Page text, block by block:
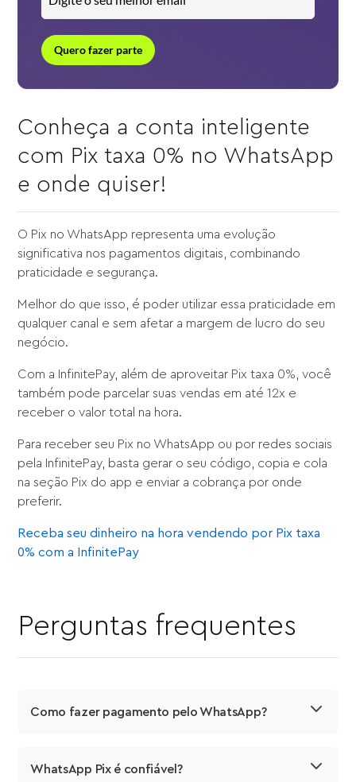
Quero fazer parte
Conheça a conta inteligente
com Pix taxa 0% no WhatsApp
e onde quiser!
O Pix no WhatsApp representa uma evolução
significativa nos pagamentos digitais, combinando
praticidade e segurança.
Melhor do que isso, é poder utilizar essa praticidade em
qualquer canal e sem afetar a margem de lucro do seu
negócio.
Com a InfinitePay, além de aproveitar Pix taxa 0%, você
também pode parcelar suas vendas em até 12x e
receber o valor total na hora.
Para receber seu Pix no WhatsApp ou por redes sociais
pela InfinitePay, basta gerar o seu código, copia e cola
na seção Pix do app e enviar a cobrança por onde
preferir.
Receba seu dinheiro na hora vendendo por Pix taxa
0% com a InfinitePay
Perguntas frequentes
Como fazer pagamento pelo WhatsApp?
WhatsApp Pix é confiável?